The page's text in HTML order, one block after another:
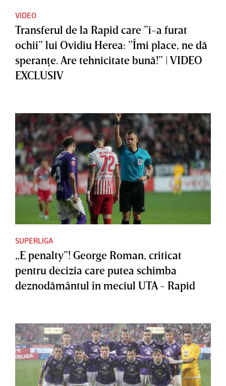
VIDEO
Transferul de la Rapid care ”i-a furat
ochii” lui Ovidiu Herea: ”Îmi place, ne dă
speranţe. Are tehnicitate bună!” | VIDEO
EXCLUSIV
SUPERLIGA
„E penalty”! George Roman, criticat
pentru decizia care putea schimba
deznodământul în meciul UTA - Rapid